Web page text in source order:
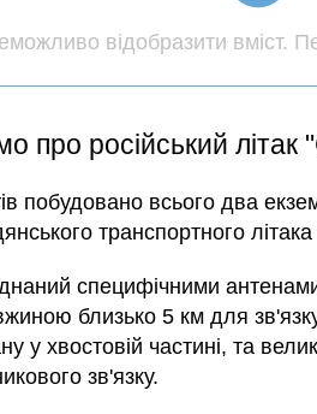
відобразити вміст.
про російський літак
побудовано всього два
транспортного
специфічними
близько 5 км для
у хвостовій частині, та
зв'язку.